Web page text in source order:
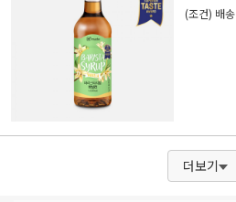
(조건) 배송
더보기